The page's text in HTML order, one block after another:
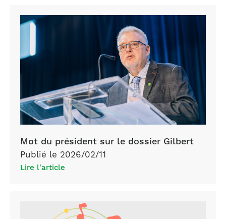
Mot du président sur le dossier Gilbert
Publié le 2026/02/11
Lire l'article